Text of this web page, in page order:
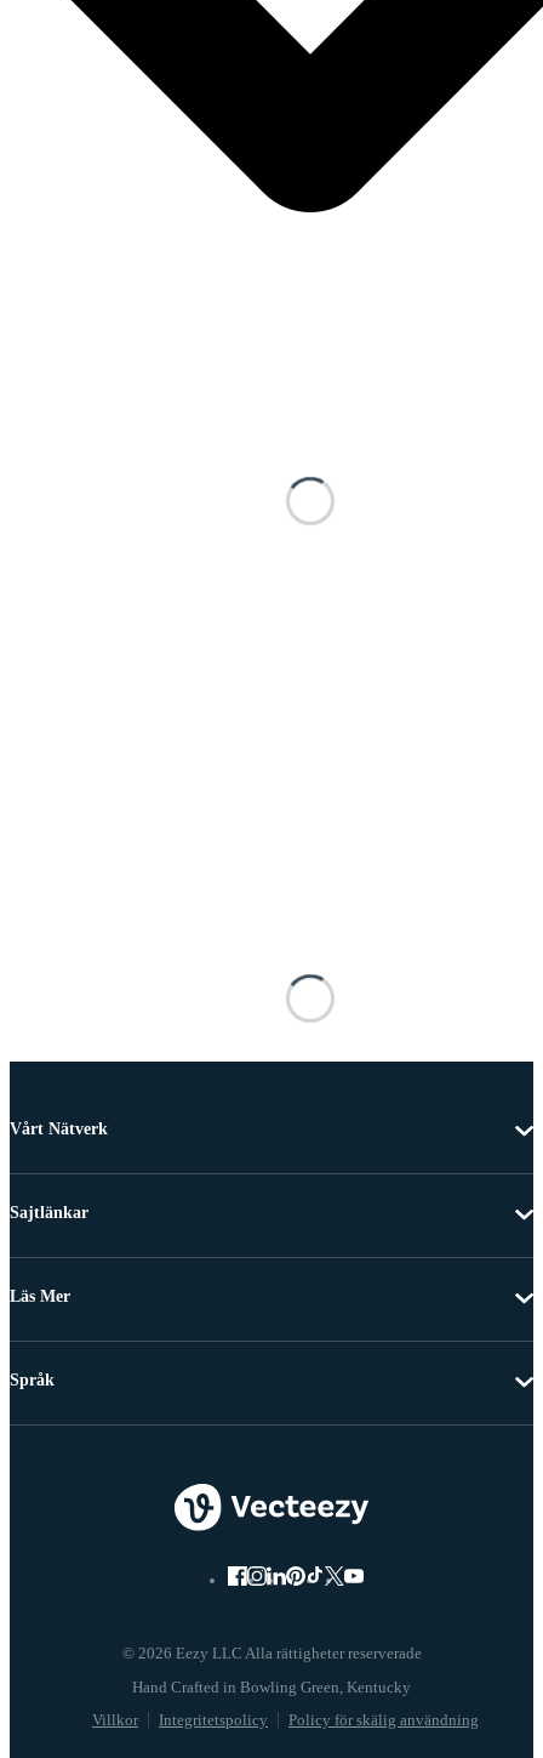
Vårt Nätverk
Sajtlänkar
Läs Mer
© 2026 Eezy LLC Alla rättigheter reserverade
Villkor Integritetspolicy Policy för skälig användning
Språk